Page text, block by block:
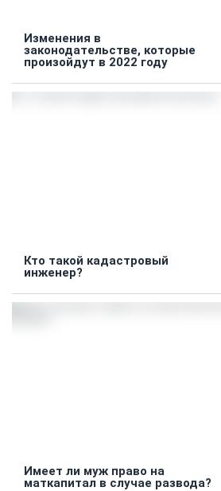
Изменения в
законодательстве, которые
произойдут в 2022 году
Кто такой кадастровый
инженер?
Имеет ли муж право на
маткапитал в случае развода?